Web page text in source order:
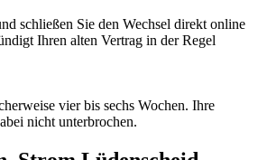
schließen Sie den Wechsel direkt online
Ihren alten Vertrag in der Regel
vier bis sechs Wochen. Ihre
nicht unterbrochen.